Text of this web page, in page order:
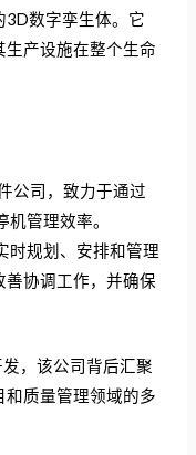
3D数字孪生体。它
生产设施在整个生命
公司，致力于通过
管理效率。
时规划、安排和管理
协调工作，并确保
，该公司背后汇聚
和质量管理领域的多